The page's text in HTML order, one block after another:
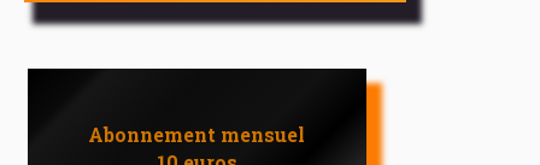
Abonnement mensuel